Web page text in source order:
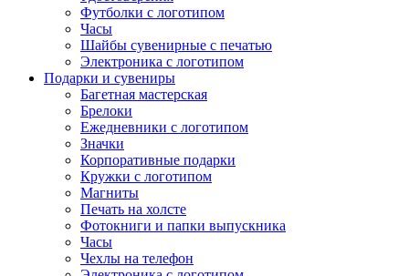
Футболки с логотипом
Часы
Шайбы сувенирные с печатью
Электроника с логотипом
Подарки и сувениры
Багетная мастерская
Брелоки
Ежедневники с логотипом
Значки
Корпоративные подарки
Кружки с логотипом
Магниты
Печать на холсте
Фотокниги и папки выпускника
Часы
Чехлы на телефон